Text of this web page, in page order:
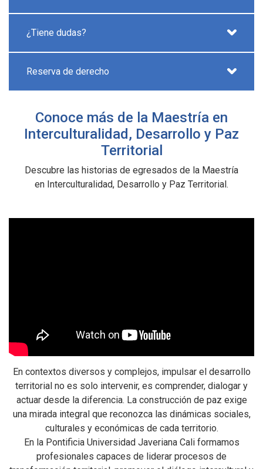
¿Tiene dudas?
Reserva de derecho
Conoce más de la Maestría en
Interculturalidad, Desarrollo y Paz
Territorial
Descubre las historias de egresados de la Maestría
en Interculturalidad, Desarrollo y Paz Territorial.
En contextos diversos y complejos, impulsar el desarrollo
territorial no es solo intervenir, es comprender, dialogar y
actuar desde la diferencia. La construcción de paz exige
una mirada integral que reconozca las dinámicas sociales,
culturales y económicas de cada territorio.
En la Pontificia Universidad Javeriana Cali formamos
profesionales capaces de liderar procesos de